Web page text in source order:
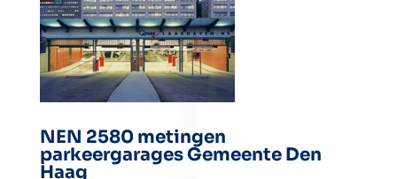
NEN 2580 metingen
parkeergarages Gemeente Den
Haag